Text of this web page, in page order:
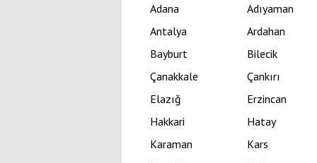
Adana Adıyaman
Antalya
Ardahan
Bayburt
Bilecik
Çanakkale
Çankırı
Elazığ
Erzincan
Hakkari
Hatay
Karaman
Kars